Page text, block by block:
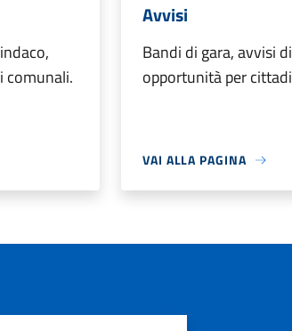
comunali.
Avvisi
Bandi di gara, avvisi
opportunità per
VAI ALLA PAGINA